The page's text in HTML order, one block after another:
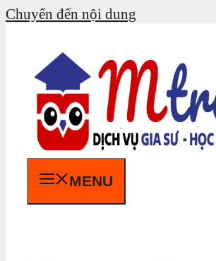
Chuyển đến nội dung
MENU